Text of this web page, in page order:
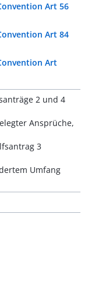
Art 56
Art 84
Art
2 und 4
Ansprüche,
3
Umfang